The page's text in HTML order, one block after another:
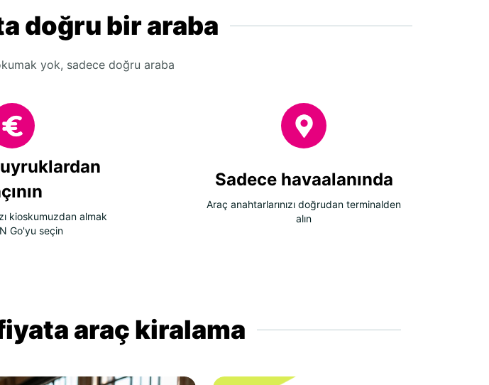
doğru bir araba
yok, sadece doğru araba
kioskumuzdan almak
Go'yu seçin
Sadece havaalanında
Araç anahtarlarınızı doğrudan terminalden
alın
araç kiralama